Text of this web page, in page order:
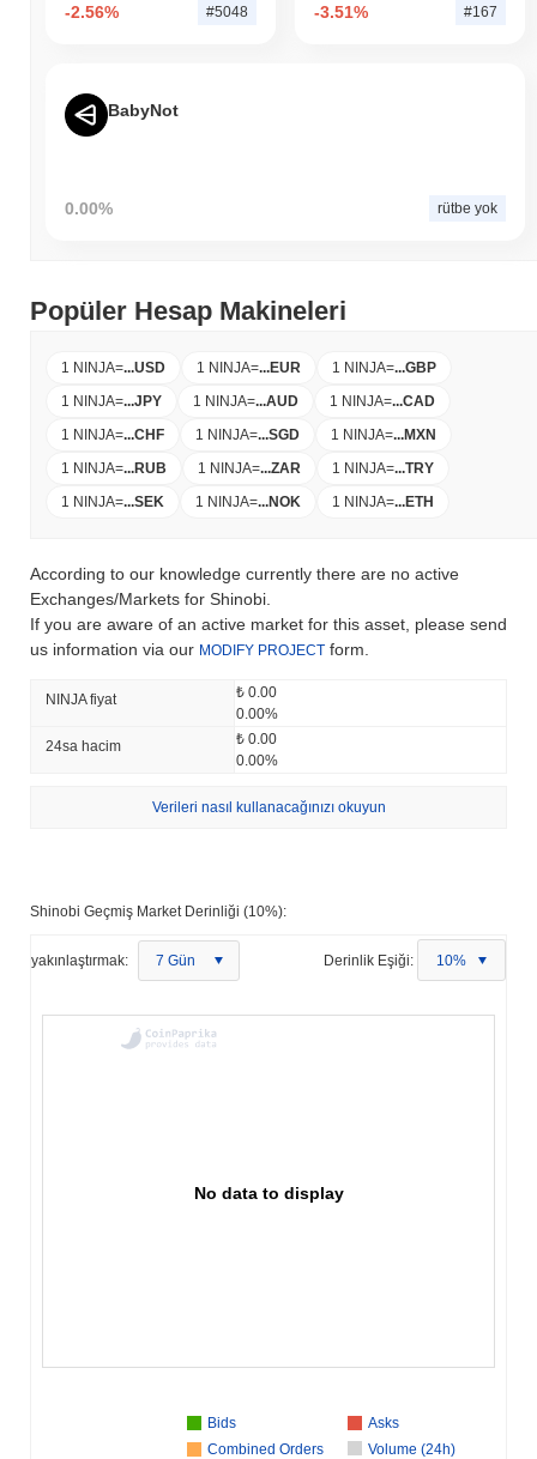
-2.56% #5048 -3.51% #167
BabyNot
0.00% rütbe yok
Popüler Hesap Makineleri
1 NINJA=...USD 1 NINJA=...EUR 1 NINJA=...GBP
1 NINJA=...JPY 1 NINJA=...AUD 1 NINJA=...CAD
1 NINJA=...CHF 1 NINJA=...SGD 1 NINJA=...MXN
1 NINJA=...RUB 1 NINJA=...ZAR 1 NINJA=...TRY
1 NINJA=...SEK 1 NINJA=...NOK 1 NINJA=...ETH
According to our knowledge currently there are no active
Exchanges/Markets for Shinobi.
If you are aware of an active market for this asset, please send
us information via our MODIFY PROJECT form.
NINJA fiyat
₺ 0.00
0.00%
24sa hacim
₺ 0.00
0.00%
Verileri nasıl kullanacağınızı okuyun
Shinobi Geçmiş Market Derinliği (10%):
yakınlaştırmak: 7 Gün Derinlik Eşiği: 10%
No data to display
Bids
Asks
Combined Orders
Volume (24h)